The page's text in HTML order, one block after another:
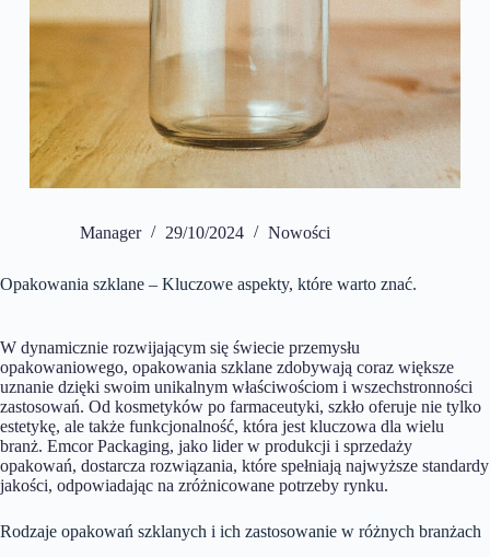
Manager 29/10/2024 Nowości
Opakowania szklane – Kluczowe aspekty, które warto znać.
W dynamicznie rozwijającym się świecie przemysłu
opakowaniowego, opakowania szklane zdobywają coraz większe
uznanie dzięki swoim unikalnym właściwościom i wszechstronności
zastosowań. Od kosmetyków po farmaceutyki, szkło oferuje nie tylko
estetykę, ale także funkcjonalność, która jest kluczowa dla wielu
branż. Emcor Packaging, jako lider w produkcji i sprzedaży
opakowań, dostarcza rozwiązania, które spełniają najwyższe standardy
jakości, odpowiadając na zróżnicowane potrzeby rynku.
Rodzaje opakowań szklanych i ich zastosowanie w różnych branżach